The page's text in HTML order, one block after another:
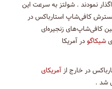
نمودند . شولتز به سرعت این
کافی‌شاپ استارباکس در
زنجیره‌ای
شیکاگودر آمریکا
آمریکای
شد .